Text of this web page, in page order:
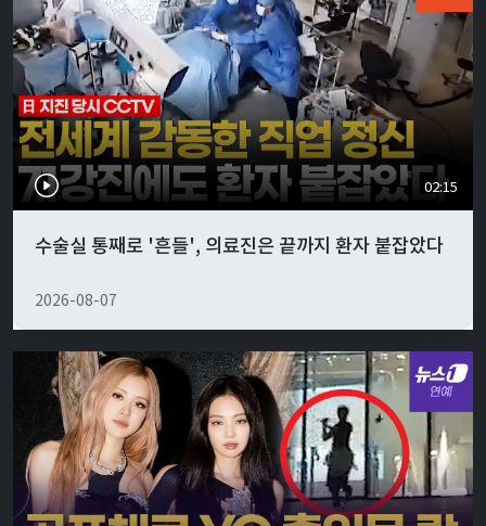
02:15
수술실 통째로 '흔들', 의료진은 끝까지 환자 붙잡았다
2026-08-07